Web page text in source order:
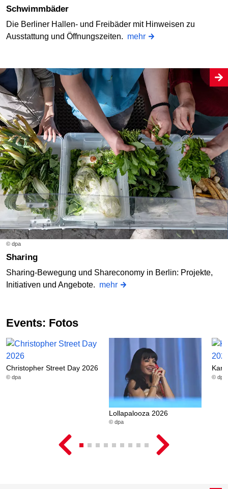
Schwimmbäder
Die Berliner Hallen- und Freibäder mit Hinweisen zu
Ausstattung und Öffnungszeiten. mehr
© dpa
Sharing
Sharing-Bewegung und Shareconomy in Berlin: Projekte,
Initiativen und Angebote. mehr
Events: Fotos
Christopher Street Day 2026
© dpa
Lollapalooza 2026
© dpa
© dpa